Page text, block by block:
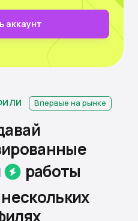
аккаунт
Впервые на рынке
работы